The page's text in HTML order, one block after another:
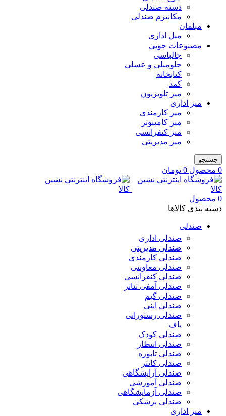
دسته صندلی
مکانیزم صندلی
مبلمان
مبل اداری
مصنوعات چوبی
جالباسی
جلومبلی و عسلی
کتابخانه
کمد
میز تلویزیون
میز اداری
میز کارمندی
میز کامپیوتر
میز کنفرانسی
میز مدیریتی
جستجو
0 محصول 0 تومان
0 محصول
دسته بندی کالاها
صندلی
صندلی اداری
صندلی مدیریتی
صندلی کارمندی
صندلی معاونتی
صندلی کنفرانسی
صندلی آمفی تئاتر
صندلی گیم
صندلی اپنی
صندلی رستورانی
پاف
صندلی کودک
صندلی انتظار
صندلی تابوره
صندلی کانتر
صندلی آرایشگاهی
صندلی آموزشی
صندلی آزمایشگاهی
صندلی پزشکی
میز اداری